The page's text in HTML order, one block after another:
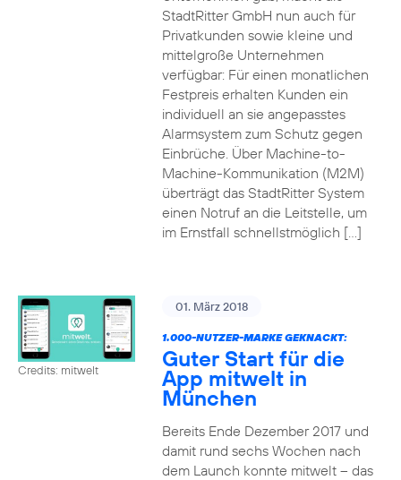
StadtRitter GmbH nun auch für
Privatkunden sowie kleine und
mittelgroße Unternehmen
verfügbar: Für einen monatlichen
Festpreis erhalten Kunden ein
individuell an sie angepasstes
Alarmsystem zum Schutz gegen
Einbrüche. Über Machine-to-
Machine-Kommunikation (M2M)
überträgt das StadtRitter System
einen Notruf an die Leitstelle, um
im Ernstfall schnellstmöglich […]
Credits: mitwelt
01. März 2018
1.000-NUTZER-MARKE GEKNACKT:
Guter Start für die
App mitwelt in
München
Bereits Ende Dezember 2017 und
damit rund sechs Wochen nach
dem Launch konnte mitwelt – das